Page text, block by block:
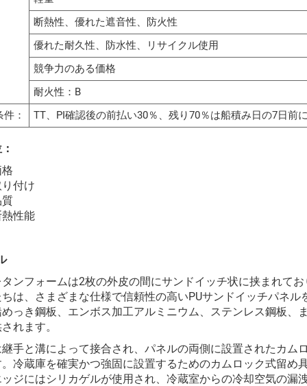
断熱性、優れた遮音性、防火性
優れた耐久性、防水性、リサイクル使用
競争力のある価格
耐火性：B
：
TT、PI確認後の前払い30％、残り70％は船積み日の7日前
付け
性能
ンフォームは2枚の外皮の間にサンドイッチ状に挟まれて
は、さまざまな仕様で信頼性の高いPUサンドイッチパネ
っき鋼板、エンボス加工アルミニウム、ステンレス鋼板、
れます。
手と溝によって接合され、パネルの両側に設置されたカム
冷蔵庫を確実かつ強固に設置するためのカムロック式留め
ジにはシリカゲルが使用され、冷蔵室からの冷却空気の漏